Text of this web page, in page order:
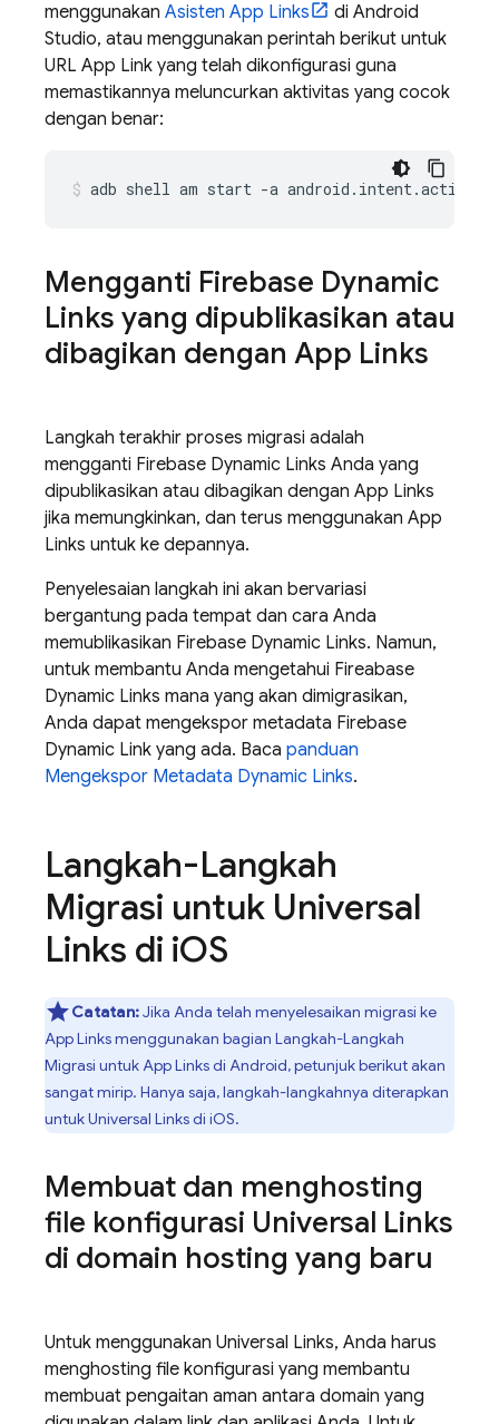
menggunakan Asisten App Links
di Android
Studio, atau menggunakan perintah berikut untuk
URL App Link yang telah dikonfigurasi guna
memastikannya meluncurkan aktivitas yang cocok
dengan benar:
adb shell am start -a
Mengganti Firebase Dynamic
Links yang dipublikasikan atau
dibagikan dengan App Links
Langkah terakhir proses migrasi adalah
mengganti Firebase Dynamic Links Anda yang
dipublikasikan atau dibagikan dengan App Links
jika memungkinkan, dan terus menggunakan App
Links untuk ke depannya.
Penyelesaian langkah ini akan bervariasi
bergantung pada tempat dan cara Anda
memublikasikan Firebase Dynamic Links. Namun,
untuk membantu Anda mengetahui Fireabase
Dynamic Links mana yang akan dimigrasikan,
Anda dapat mengekspor metadata Firebase
Dynamic Link yang ada. Baca panduan
Mengekspor Metadata Dynamic Links.
Langkah-Langkah
Migrasi untuk Universal
Links di iOS
Catatan:Jika Anda telah menyelesaikan migrasi ke
App Links menggunakan bagian Langkah-Langkah
Migrasi untuk App Links di Android, petunjuk berikut akan
sangat mirip. Hanya saja, langkah-langkahnya diterapkan
untuk Universal Links di iOS.
Membuat dan menghosting
file konfigurasi Universal Links
di domain hosting yang baru
Untuk menggunakan Universal Links, Anda harus
menghosting file konfigurasi yang membantu
membuat pengaitan aman antara domain yang